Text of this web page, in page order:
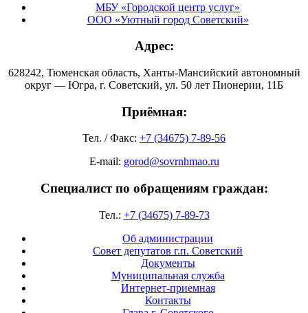
МБУ «Городской центр услуг»
ООО «Уютный город Советский»
Адрес:
628242, Тюменская область, Ханты-Мансийский автономный
округ — Югра, г. Советский, ул. 50 лет Пионерии, 11Б
Приёмная:
Тел. / Факс: +7 (34675) 7-89-56
E-mail: gorod@sovrnhmao.ru
Специалист по обращениям граждан:
Тел.: +7 (34675) 7-89-73
Об администрации
Совет депутатов г.п. Советский
Документы
Муниципальная служба
Интернет-приемная
Контакты